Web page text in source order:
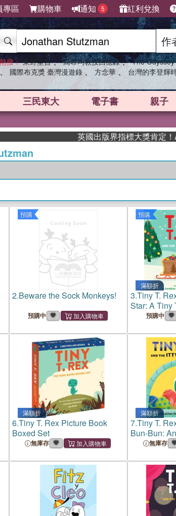
專區 購物車 通知 5 紅利兌換
熱搜： 東野圭吾 、 高希均教授回憶錄 、 The Odyssey
、 國際布克獎 臺灣漫遊錄 、 方念華 、 台灣的李登輝
三民東大 電子書 親子
英國出版界指標大獎肯定！A.F.
預購
2.Beware the Sock Monkeys!
預購中
預購
滿額折
3.Tiny T.
Star: A Tiny
Book預購中
滿額折
6.Tiny T. Rex Picture Book
Boxed Set
無庫存
滿額折
7.Tiny T.
Bun-Bun:
Springtime
無庫存